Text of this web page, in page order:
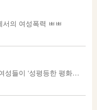
의 여성폭력 ㅃㅃ
[2021 성평등] (여성신문 기고문) 왜 여성들이 ‘성평등한 평화의 한반도를 위한 여성종전평화선언문’을 말하는가?